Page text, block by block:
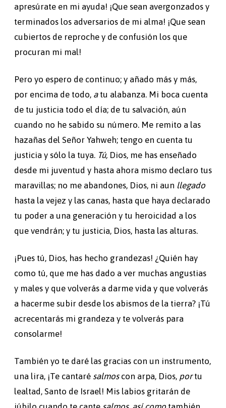
apresúrate en mi ayuda! ¡Que sean avergonzados y
terminados los adversarios de mi alma! ¡Que sean
cubiertos de reproche y de confusión los que
procuran mi mal!
Pero yo espero de continuo; y añado más y más,
por encima de todo, atu alabanza. Mi boca cuenta
de tu justicia todo el día; de tu salvación, aún
cuando no he sabido su número. Me remito a las
hazañas del Señor Yahweh; tengo en cuenta tu
justicia y sólo la tuya. Tú, Dios, me has enseñado
desde mi juventud y hasta ahora mismo declaro tus
maravillas; no me abandones, Dios, ni aun llegado
hasta la vejez y las canas, hasta que haya declarado
tu poder a una generación y tu heroicidad a los
que vendrán; y tu justicia, Dios, hasta las alturas.
¡Pues tú, Dios, has hecho grandezas! ¿Quién hay
como tú, que me has dado a ver muchas angustias
y males y que volverás a darme vida y que volverás
a hacerme subir desde los abismos de la tierra? ¡Tú
acrecentarás mi grandeza y te volverás para
consolarme!
También yo te daré las gracias con un instrumento,
una lira, ¡Te cantaré salmoscon arpa, Dios, portu
lealtad, Santo de Israel! Mis labios gritarán de